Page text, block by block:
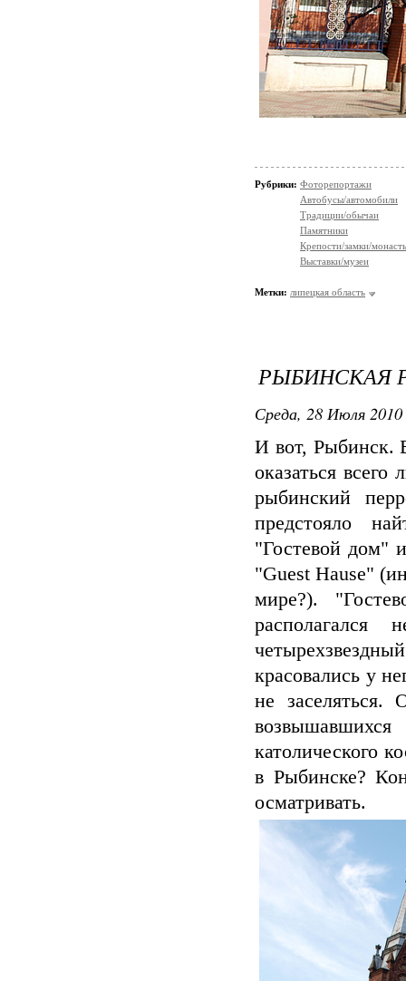
Рубрики: Фоторепортажи
Автобусы/автомобили
Традиции/обычаи
Памятники
Крепости/замки/
Выставки/музеи
Метки: липецкая область
РЫБИНСКАЯ
Среда, 28 Июля
И вот, Рыбинск.
оказаться
рыбинский
предстояло
"Гостевой дом"
"Guest Hause"
мире?).
красовались у
не заселяться.
католического
в Рыбинске?
осматривать.